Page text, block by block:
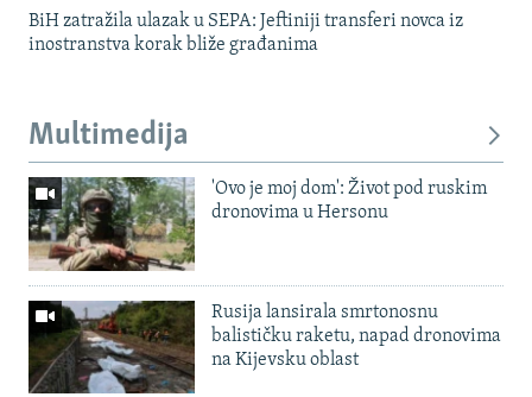
BiH zatražila ulazak u SEPA: Jeftiniji transferi novca iz
inostranstva korak bliže građanima
Multimedija
'Ovo je moj dom': Život pod ruskim
dronovima u Hersonu
Rusija lansirala smrtonosnu
balističku raketu, napad dronovima
na Kijevsku oblast